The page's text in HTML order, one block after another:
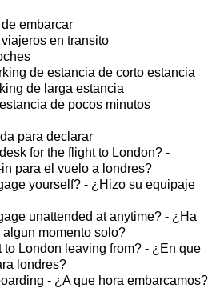
embarcar
en transito
de estancia de corto estancia
de larga estancia
de pocos minutos
para declarar
for the flight to London? -
para el vuelo a londres?
yourself? - ¿Hizo su equipaje
unattended at anytime? - ¿Ha
momento solo?
to London leaving from? - ¿En que
londres?
- ¿A que hora embarcamos?